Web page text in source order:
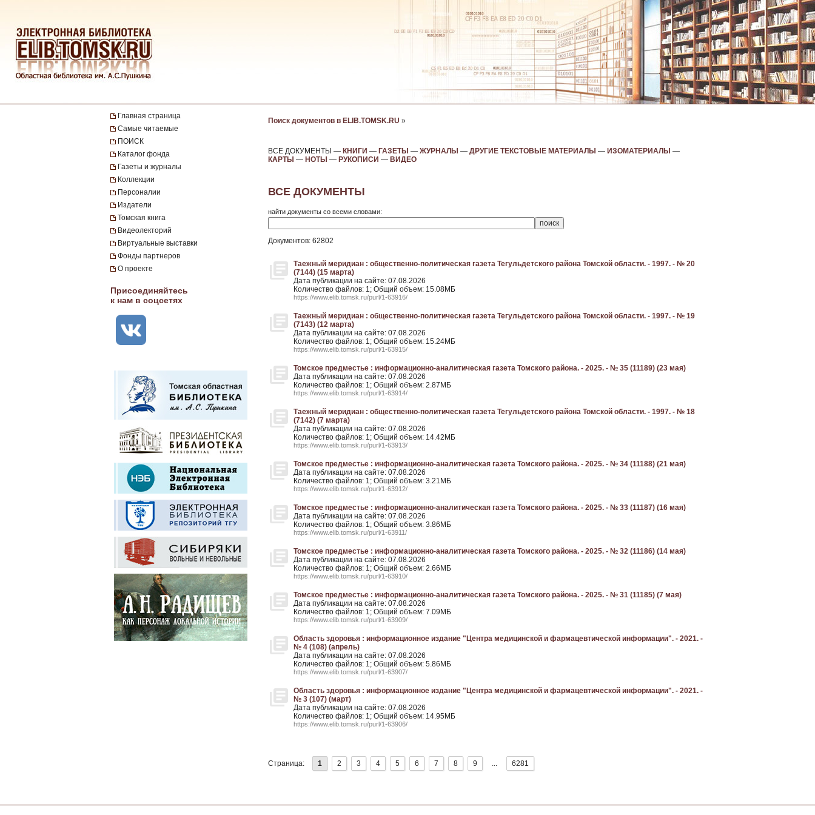
Главная страница
Самые читаемые
ПОИСК
Каталог фонда
Газеты и журналы
Коллекции
Персоналии
Издатели
Томская книга
Видеолекторий
Виртуальные выставки
Фонды партнеров
О проекте
Присоединяйтесь
к нам в соцсетях
Поиск документов в ELIB.TOMSK.RU »
ВСЕ ДОКУМЕНТЫ — КНИГИ — ГАЗЕТЫ — ЖУРНАЛЫ — ДРУГИЕ ТЕКСТОВЫЕ МАТЕРИАЛЫ — ИЗОМАТЕРИАЛЫ —
КАРТЫ — НОТЫ — РУКОПИСИ — ВИДЕО
ВСЕ ДОКУМЕНТЫ
найти документы со всеми словами:
Документов: 62802
Таежный меридиан : общественно-политическая газета Тегульдетского района Томской области. - 1997. - № 20
(7144) (15 марта)
Дата публикации на сайте: 07.08.2026
Количество файлов: 1; Общий объем: 15.08МБ
https://www.elib.tomsk.ru/purl/1-63916/
Таежный меридиан : общественно-политическая газета Тегульдетского района Томской области. - 1997. - № 19
(7143) (12 марта)
Дата публикации на сайте: 07.08.2026
Количество файлов: 1; Общий объем: 15.24МБ
https://www.elib.tomsk.ru/purl/1-63915/
Томское предместье : информационно-аналитическая газета Томского района. - 2025. - № 35 (11189) (23 мая)
Дата публикации на сайте: 07.08.2026
Количество файлов: 1; Общий объем: 2.87МБ
https://www.elib.tomsk.ru/purl/1-63914/
Таежный меридиан : общественно-политическая газета Тегульдетского района Томской области. - 1997. - № 18
(7142) (7 марта)
Дата публикации на сайте: 07.08.2026
Количество файлов: 1; Общий объем: 14.42МБ
https://www.elib.tomsk.ru/purl/1-63913/
Томское предместье : информационно-аналитическая газета Томского района. - 2025. - № 34 (11188) (21 мая)
Дата публикации на сайте: 07.08.2026
Количество файлов: 1; Общий объем: 3.21МБ
https://www.elib.tomsk.ru/purl/1-63912/
Томское предместье : информационно-аналитическая газета Томского района. - 2025. - № 33 (11187) (16 мая)
Дата публикации на сайте: 07.08.2026
Количество файлов: 1; Общий объем: 3.86МБ
https://www.elib.tomsk.ru/purl/1-63911/
Томское предместье : информационно-аналитическая газета Томского района. - 2025. - № 32 (11186) (14 мая)
Дата публикации на сайте: 07.08.2026
Количество файлов: 1; Общий объем: 2.66МБ
https://www.elib.tomsk.ru/purl/1-63910/
Томское предместье : информационно-аналитическая газета Томского района. - 2025. - № 31 (11185) (7 мая)
Дата публикации на сайте: 07.08.2026
Количество файлов: 1; Общий объем: 7.09МБ
https://www.elib.tomsk.ru/purl/1-63909/
Область здоровья : информационное издание "Центра медицинской и фармацевтической информации". - 2021. -
№ 4 (108) (апрель)
Дата публикации на сайте: 07.08.2026
Количество файлов: 1; Общий объем: 5.86МБ
https://www.elib.tomsk.ru/purl/1-63907/
Область здоровья : информационное издание "Центра медицинской и фармацевтической информации". - 2021. -
№ 3 (107) (март)
Дата публикации на сайте: 07.08.2026
Количество файлов: 1; Общий объем: 14.95МБ
https://www.elib.tomsk.ru/purl/1-63906/
Страница: 1 2 3 4 5 6 7 8 9 ... 6281